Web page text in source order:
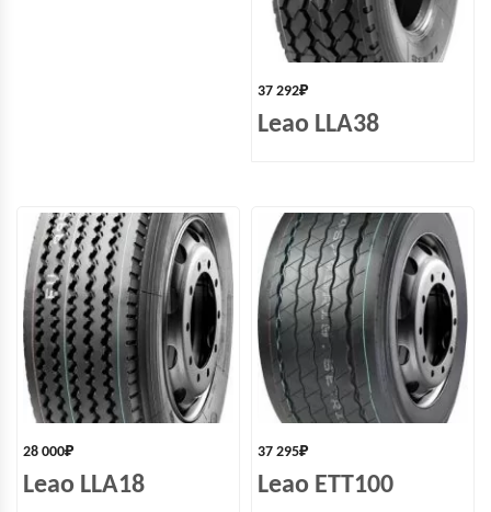
37 292₽
Leao LLA38
28 000₽
Leao LLA18
37 295₽
Leao ETT100